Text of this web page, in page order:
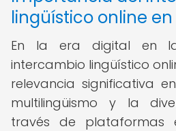
lingüístico online
En la era digital en
intercambio lingüístico
relevancia significativa
multilingüismo y la
través de plataformas